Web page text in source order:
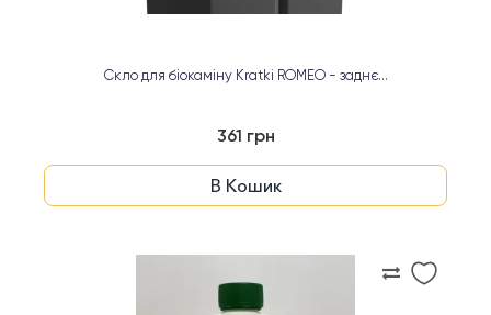
Скло для біокаміну Kratki ROMEO - заднє...
361 грн
В Кошик